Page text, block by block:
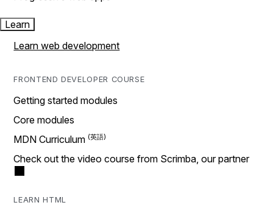
Learn
Learn web development
FRONTEND DEVELOPER COURSE
Getting started modules
Core modules
MDN Curriculum
Check out the video course from Scrimba, our partner
LEARN HTML